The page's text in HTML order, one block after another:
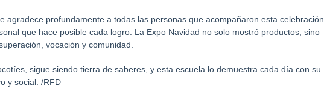
agradece profundamente a todas las personas que acompañaron esta celebración,
que hace posible cada logro. La Expo Navidad no solo mostró productos, sino
vocación y comunidad.
sigue siendo tierra de saberes, y esta escuela lo demuestra cada día con su
y social. /RFD